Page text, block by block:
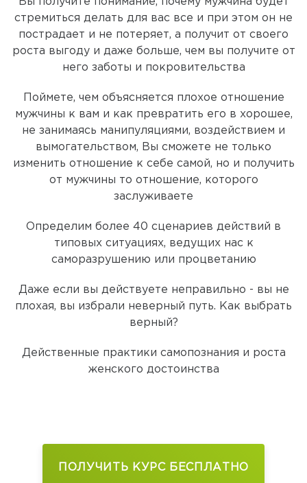
стремиться делать для вас все и при этом он не
пострадает и не потеряет, а получит от своего
роста выгоду и даже больше, чем вы получите от
него заботы и покровительства
Поймете, чем объясняется плохое отношение
мужчины к вам и как превратить его в хорошее,
не занимаясь манипуляциями, воздействием и
вымогательством, Вы сможете не только
изменить отношение к себе самой, но и получить
от мужчины то отношение, которого
заслуживаете
Определим более 40 сценариев действий в
типовых ситуациях, ведущих нас к
саморазрушению или процветанию
Даже если вы действуете неправильно - вы не
плохая, вы избрали неверный путь. Как выбрать
верный?
Действенные практики самопознания и роста
женского достоинства
ПОЛУЧИТЬ КУРС БЕСПЛАТНО